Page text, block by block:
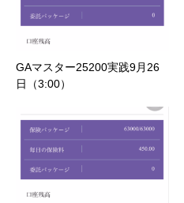
GAマスター25200実践9月26
日（3:00）